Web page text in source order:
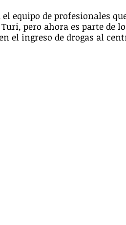
equipo de profesionales
pero ahora es parte de
el ingreso de drogas al